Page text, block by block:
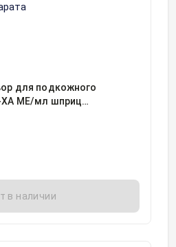
для подкожного
ХА МЕ/мл шприц
в наличии